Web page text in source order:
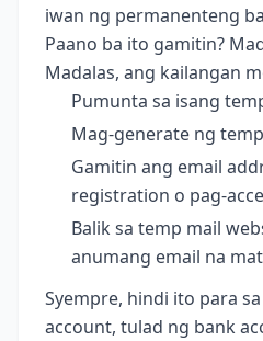
iwan ng permanenteng
Paano ba ito gamitin?
Madalas, ang kailangan
Pumunta sa isang
Mag-generate ng
Gamitin ang email
registration o pag-
Balik sa temp mail
anumang email na
Syempre, hindi ito para
account, tulad ng bank